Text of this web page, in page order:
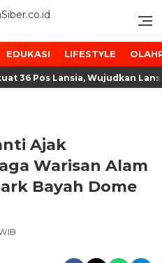
EDUKASI LIFESTYLE
36 Pos Lansia, Wujudkan
Ajak
Warisan Alam
Bayah Dome